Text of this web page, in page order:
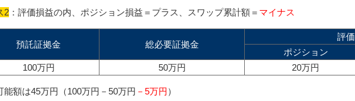
2 ：評価損益の内、ポジション損益＝プラス、スワップ累計額＝ マイナス
預託証拠金 総必要証拠金
評
ポジション
100万円
50万円 20万円
能額は45万円（100万円－50万円 －5万円）